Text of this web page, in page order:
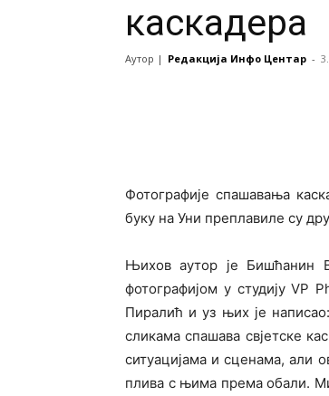
каскадера
Аутор | Редакција Инфо Центар -
Фотографије спашавања
буку на Уни преплавиле су
Њихов аутор је Бишћанин
фотографијом у студију VP
Пиралић и уз њих је
сликама спашава свjетске
ситуацијама и сценама, али
плива с њима према обали.